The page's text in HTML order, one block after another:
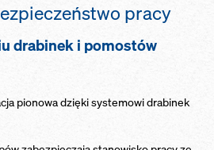
pracy
drabinek i pomostów
pionowa dzięki systemowi drabinek